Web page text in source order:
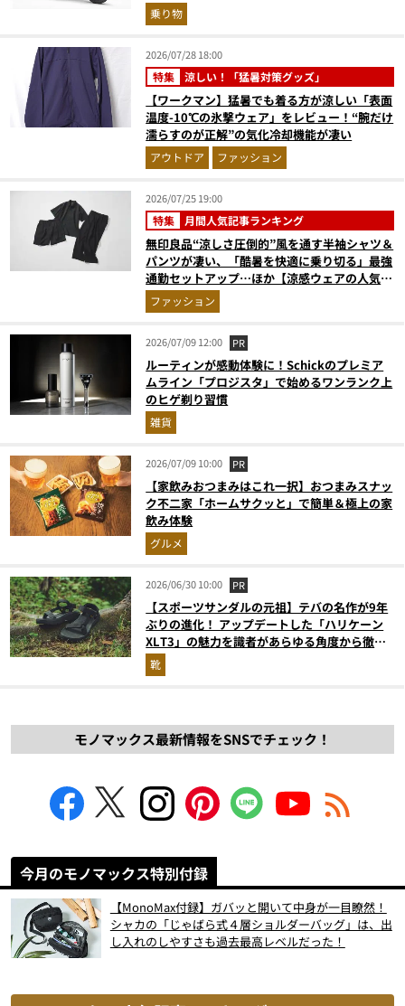
乗り物
2026/07/28 18:00
特集 涼しい！「猛暑対策グッズ」
【ワークマン】猛暑でも着る方が涼しい「表面
温度-10℃の氷撃ウェア」をレビュー！“腕だけ
濡らすのが正解”の気化冷却機能が凄い
アウトドア ファッション
2026/07/25 19:00
特集 月間人気記事ランキング
無印良品“涼しさ圧倒的”風を通す半袖シャツ＆
パンツが凄い、「酷暑を快適に乗り切る」最強
通勤セットアップ…ほか【涼感ウェアの人気記
事ランキングベスト3】（2026年6月版）
ファッション
2026/07/09 12:00 PR
ルーティンが感動体験に！Schickのプレミア
ムライン「プロジスタ」で始めるワンランク上
のヒゲ剃り習慣
雑貨
2026/07/09 10:00 PR
【家飲みおつまみはこれ一択】おつまみスナッ
ク不二家「ホームサクッと」で簡単＆極上の家
飲み体験
グルメ
2026/06/30 10:00 PR
【スポーツサンダルの元祖】テバの名作が9年
ぶりの進化！ アップデートした「ハリケーン
XLT3」の魅力を識者があらゆる角度から徹底
解説！
靴
モノマックス最新情報をSNSでチェック！
今月のモノマックス特別付録
【MonoMax付録】ガバッと開いて中身が一目瞭然！
シャカの「じゃばら式４層ショルダーバッグ」は、出
し入れのしやすさも過去最高レベルだった！